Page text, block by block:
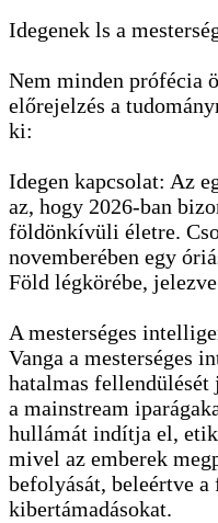
Idegenek ls a
Nem minden prófécia
előrejelzés a
ki:
Idegen kapcsolat: Az
az, hogy 2026-ban
földönkívüli életre.
novemberében egy
Föld légkörébe,
A mesterséges
Vanga a mesterséges
hatalmas
a mainstream
hullámát indítja el,
mivel az emberek
befolyását, beleértve a
kibertámadásokat.